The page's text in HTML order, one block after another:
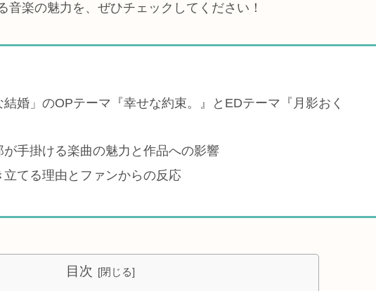
楽の魅力を、ぜひチェックしてください！
婚」のOPテーマ『幸せな約束。』とEDテーマ『月影おく
が手掛ける楽曲の魅力と作品への影響
てる理由とファンからの反応
目次